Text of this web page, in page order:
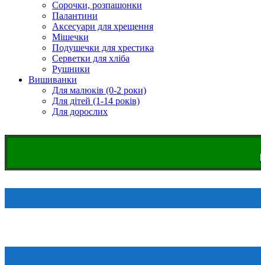
Сорочки, розпашонки
Палантини
Аксесуари для хрещення
Мішечки
Подушечки для хрестика
Серветки для хліба
Рушники
Вишиванки
Для малюків (0-2 роки)
Для дітей (1-14 років)
Для дорослих